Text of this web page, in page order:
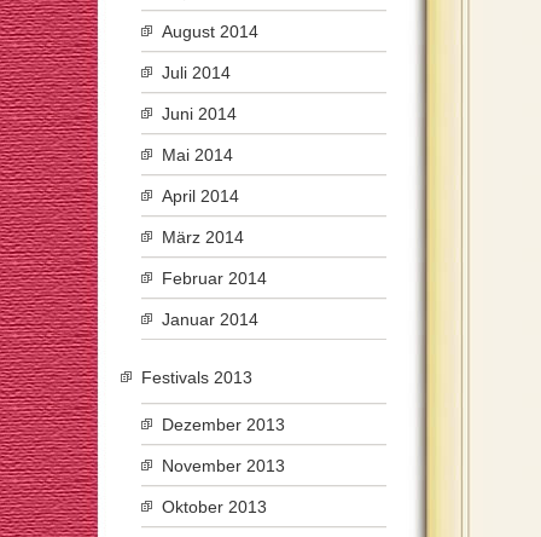
August 2014
Juli 2014
Juni 2014
Mai 2014
April 2014
März 2014
Februar 2014
Januar 2014
Festivals 2013
Dezember 2013
November 2013
Oktober 2013